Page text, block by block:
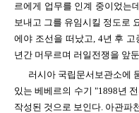
르에게 업무를 인계 중이었는
보내고 그를 유임시킬 정도로
에야 조선을 떠났고, 4년 후
년간 머무르며 러일전쟁을 앞
러시아 국립문서보관소에
있는 베베르의 수기 "1898년
작성된 것으로 보인다. 아관파